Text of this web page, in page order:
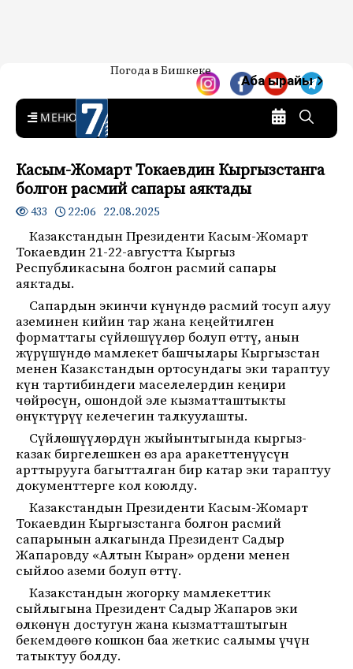
7-канал. Жаңылыктар —
Кыргызстан
Жаңылыктар — Кыргызстан
Погода в Бишкеке
Аба ырайы
MENU
Касым-Жомарт Токаевдин Кыргызстанга
болгон расмий сапары аяктады
433 22:06 22.08.2025
Казакстандын Президенти Касым-Жомарт
Токаевдин 21-22-августта Кыргыз
Республикасына болгон расмий сапары
аяктады.
Сапардын экинчи күнүндө расмий тосуп алуу
аземинен кийин тар жана кеңейтилген
форматтагы сүйлөшүүлөр болуп өттү, анын
жүрүшүндө мамлекет башчылары Кыргызстан
менен Казакстандын ортосундагы эки тараптуу
күн тартибиндеги маселелердин кеңири
чөйрөсүн, ошондой эле кызматташтыкты
өнүктүрүү келечегин талкуулашты.
Сүйлөшүүлөрдүн жыйынтыгында кыргыз-
казак биргелешкен өз ара аракеттенүүсүн
арттырууга багытталган бир катар эки тараптуу
документтерге кол коюлду.
Казакстандын Президенти Касым-Жомарт
Токаевдин Кыргызстанга болгон расмий
сапарынын алкагында Президент Садыр
Жапаровду «Алтын Кыран» ордени менен
сыйлоо аземи болуп өттү.
Казакстандын жогорку мамлекеттик
сыйлыгына Президент Садыр Жапаров эки
өлкөнүн достугун жана кызматташтыгын
бекемдөөгө кошкон баа жеткис салымы үчүн
татыктуу болду.